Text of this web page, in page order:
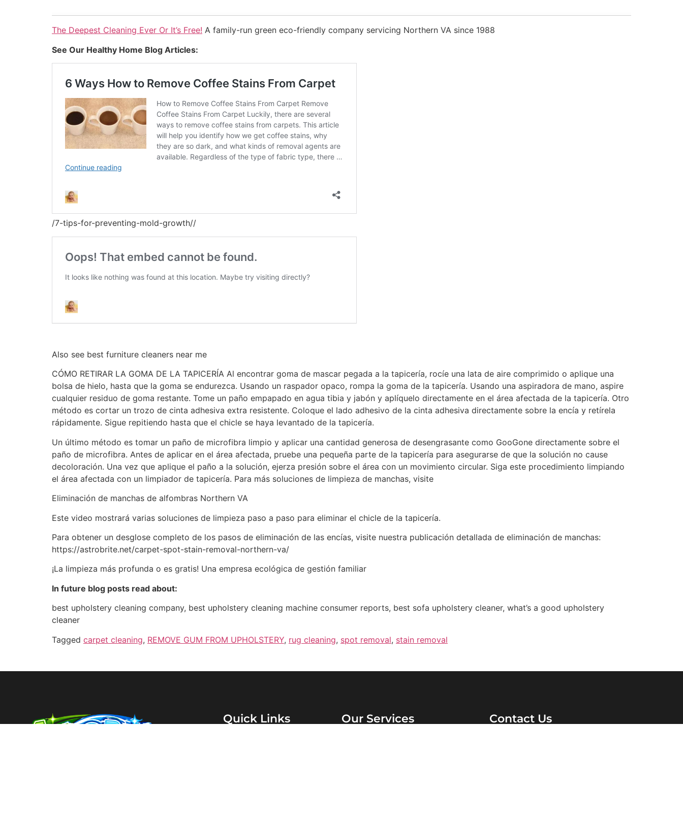
The Deepest Cleaning Ever Or It’s Free! A family-run green eco-friendly company servicing Northern VA since 1988
See Our Healthy Home Blog Articles:
/7-tips-for-preventing-mold-growth//
Also see best furniture cleaners near me
CÓMO RETIRAR LA GOMA DE LA TAPICERÍA Al encontrar goma de mascar pegada a la tapicería, rocíe una lata de aire comprimido o aplique una
bolsa de hielo, hasta que la goma se endurezca. Usando un raspador opaco, rompa la goma de la tapicería. Usando una aspiradora de mano, aspire
cualquier residuo de goma restante. Tome un paño empapado en agua tibia y jabón y aplíquelo directamente en el área afectada de la tapicería. Otro
método es cortar un trozo de cinta adhesiva extra resistente. Coloque el lado adhesivo de la cinta adhesiva directamente sobre la encía y retírela
rápidamente. Sigue repitiendo hasta que el chicle se haya levantado de la tapicería.
Un último método es tomar un paño de microfibra limpio y aplicar una cantidad generosa de desengrasante como GooGone directamente sobre el
paño de microfibra. Antes de aplicar en el área afectada, pruebe una pequeña parte de la tapicería para asegurarse de que la solución no cause
decoloración. Una vez que aplique el paño a la solución, ejerza presión sobre el área con un movimiento circular. Siga este procedimiento limpiando
el área afectada con un limpiador de tapicería. Para más soluciones de limpieza de manchas, visite
Eliminación de manchas de alfombras Northern VA
Este video mostrará varias soluciones de limpieza paso a paso para eliminar el chicle de la tapicería.
Para obtener un desglose completo de los pasos de eliminación de las encías, visite nuestra publicación detallada de eliminación de manchas:
https://astrobrite.net/carpet-spot-stain-removal-northern-va/
¡La limpieza más profunda o es gratis! Una empresa ecológica de gestión familiar
In future blog posts read about:
best upholstery cleaning company, best upholstery cleaning machine consumer reports, best sofa upholstery cleaner, what’s a good upholstery
cleaner
Tagged carpet cleaning, REMOVE GUM FROM UPHOLSTERY, rug cleaning, spot removal, stain removal
Quick Links Our Services Contact Us